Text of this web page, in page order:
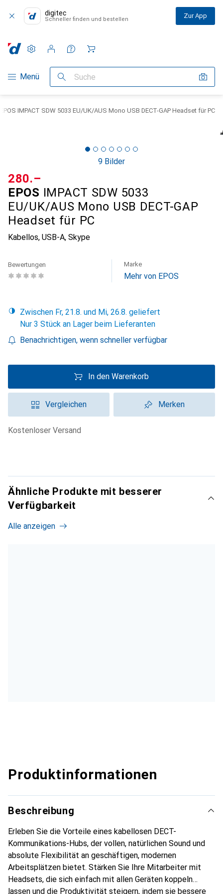
digitec
Schneller finden und bestellen Zur App
Navigation nach Kategorien
Menü Suche
Einstellungen
Kundenkonto
Vergleichslisten
Merklisten
Warenkorb
EPOS IMPACT SDW 5033 EU/UK/AUS Mono USB DECT-GAP Headset für PC
9 Bilder
EPOS IMPACT SDW 5033
EU/UK/AUS Mono USB DECT-GAP
Headset für PC
Kabellos, USB-A, Skype
CHF
280.–
Bewertungen Marke
Mehr von EPOS
Zwischen Fr, 21.8. und Mi, 26.8. geliefert
Nur 3 Stück an Lager beim Lieferanten
Benachrichtigen, wenn schneller verfügbar
In den Warenkorb
Vergleichen Merken
kostenloser Versand
Ähnliche Produkte mit besserer
Verfügbarkeit
Alle anzeigen
Produktinformationen
Beschreibung
Erleben Sie die Vorteile eines kabellosen DECT-
Kommunikations-Hubs, der vollen, natürlichen Sound und
absolute Flexibilität an geschäftigen, modernen
Arbeitsplätzen bietet. Stärken Sie Ihre Mitarbeiter mit
Headsets, die sich einfach mit allen Geräten koppeln
lassen und die Produktivität steigern, indem sie bessere